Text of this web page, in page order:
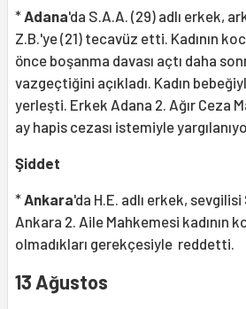
*Adana'da S.A.A. (29) adlı erkek,
Z.B.'ye (21) tecavüz etti. Kadının
önce boşanma davası açtı daha
vazgeçtiğini açıkladı. Kadın
yerleşti. Erkek Adana 2. Ağır Ceza
ay hapis cezası istemiyle
Şiddet
*Ankara'da H.E. adlı erkek,
Ankara 2. Aile Mahkemesi kadının
olmadıkları gerekçesiyle reddetti.
13 Ağustos